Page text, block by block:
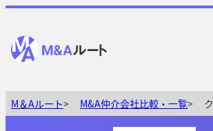
M＆Aルート M&A仲介会社比較・一覧